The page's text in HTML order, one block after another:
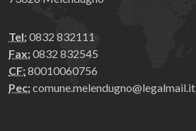
Tel:0832 832111
Fax:0832 832545
CF:80010060756
Pec:comune.melendugno@legalmail.it